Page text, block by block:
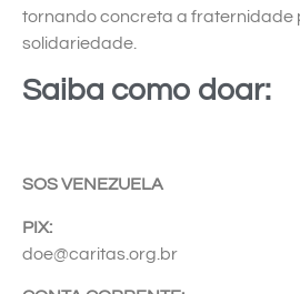
tornando concreta a fraternidade
solidariedade.
Saiba como doar:
SOS VENEZUELA
PIX:
doe@caritas.org.br